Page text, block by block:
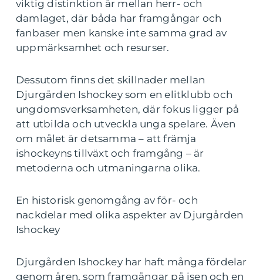
viktig distinktion är mellan herr- och
damlaget, där båda har framgångar och
fanbaser men kanske inte samma grad av
uppmärksamhet och resurser.
Dessutom finns det skillnader mellan
Djurgården Ishockey som en elitklubb och
ungdomsverksamheten, där fokus ligger på
att utbilda och utveckla unga spelare. Även
om målet är detsamma – att främja
ishockeyns tillväxt och framgång – är
metoderna och utmaningarna olika.
En historisk genomgång av för- och
nackdelar med olika aspekter av Djurgården
Ishockey
Djurgården Ishockey har haft många fördelar
genom åren, som framgångar på isen och en